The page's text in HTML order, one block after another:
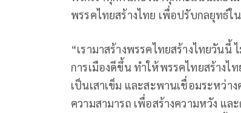
พรรคไทยสร้างไทย เพื่อปรับกลยุทธ์ใ
“เรามาสร้างพรรคไทยสร้างไทยวันนี้
การเมืองดีขึ้น ทำให้พรรคไทยสร้างไ
เป็นเสาเข็ม และสะพานเชื่อมระหว่
ความสามารถ เพื่อสร้างความหวัง แ